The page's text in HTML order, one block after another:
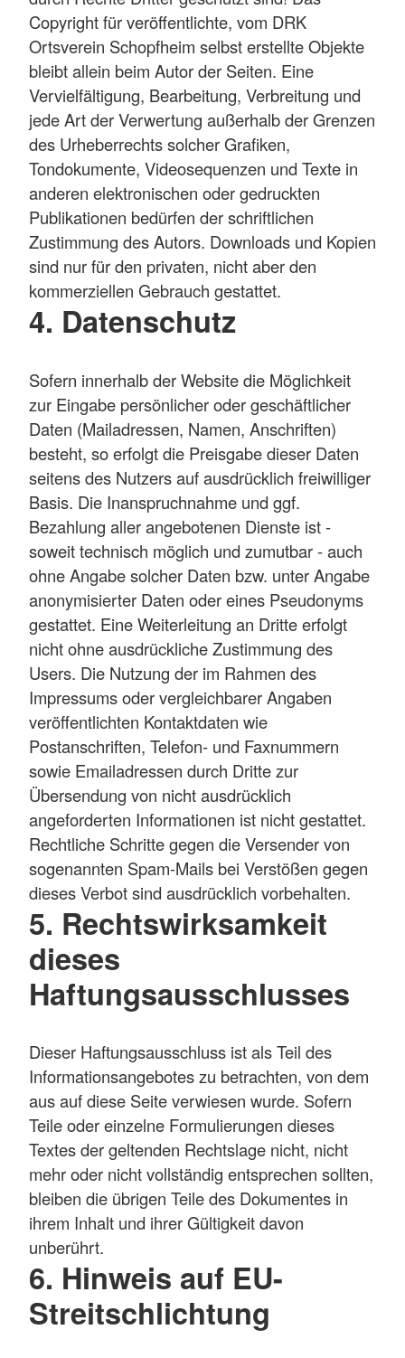
Copyright für veröffentlichte, vom DRK
Ortsverein Schopfheim selbst erstellte Objekte
bleibt allein beim Autor der Seiten. Eine
Vervielfältigung, Bearbeitung, Verbreitung und
jede Art der Verwertung außerhalb der Grenzen
des Urheberrechts solcher Grafiken,
Tondokumente, Videosequenzen und Texte in
anderen elektronischen oder gedruckten
Publikationen bedürfen der schriftlichen
Zustimmung des Autors. Downloads und Kopien
sind nur für den privaten, nicht aber den
kommerziellen Gebrauch gestattet.
4. Datenschutz
Sofern innerhalb der Website die Möglichkeit
zur Eingabe persönlicher oder geschäftlicher
Daten (Mailadressen, Namen, Anschriften)
besteht, so erfolgt die Preisgabe dieser Daten
seitens des Nutzers auf ausdrücklich freiwilliger
Basis. Die Inanspruchnahme und ggf.
Bezahlung aller angebotenen Dienste ist -
soweit technisch möglich und zumutbar - auch
ohne Angabe solcher Daten bzw. unter Angabe
anonymisierter Daten oder eines Pseudonyms
gestattet. Eine Weiterleitung an Dritte erfolgt
nicht ohne ausdrückliche Zustimmung des
Users. Die Nutzung der im Rahmen des
Impressums oder vergleichbarer Angaben
veröffentlichten Kontaktdaten wie
Postanschriften, Telefon- und Faxnummern
sowie Emailadressen durch Dritte zur
Übersendung von nicht ausdrücklich
angeforderten Informationen ist nicht gestattet.
Rechtliche Schritte gegen die Versender von
sogenannten Spam-Mails bei Verstößen gegen
dieses Verbot sind ausdrücklich vorbehalten.
5. Rechtswirksamkeit
dieses
Haftungsausschlusses
Dieser Haftungsausschluss ist als Teil des
Informationsangebotes zu betrachten, von dem
aus auf diese Seite verwiesen wurde. Sofern
Teile oder einzelne Formulierungen dieses
Textes der geltenden Rechtslage nicht, nicht
mehr oder nicht vollständig entsprechen sollten,
bleiben die übrigen Teile des Dokumentes in
ihrem Inhalt und ihrer Gültigkeit davon
unberührt.
6. Hinweis auf EU-
Streitschlichtung